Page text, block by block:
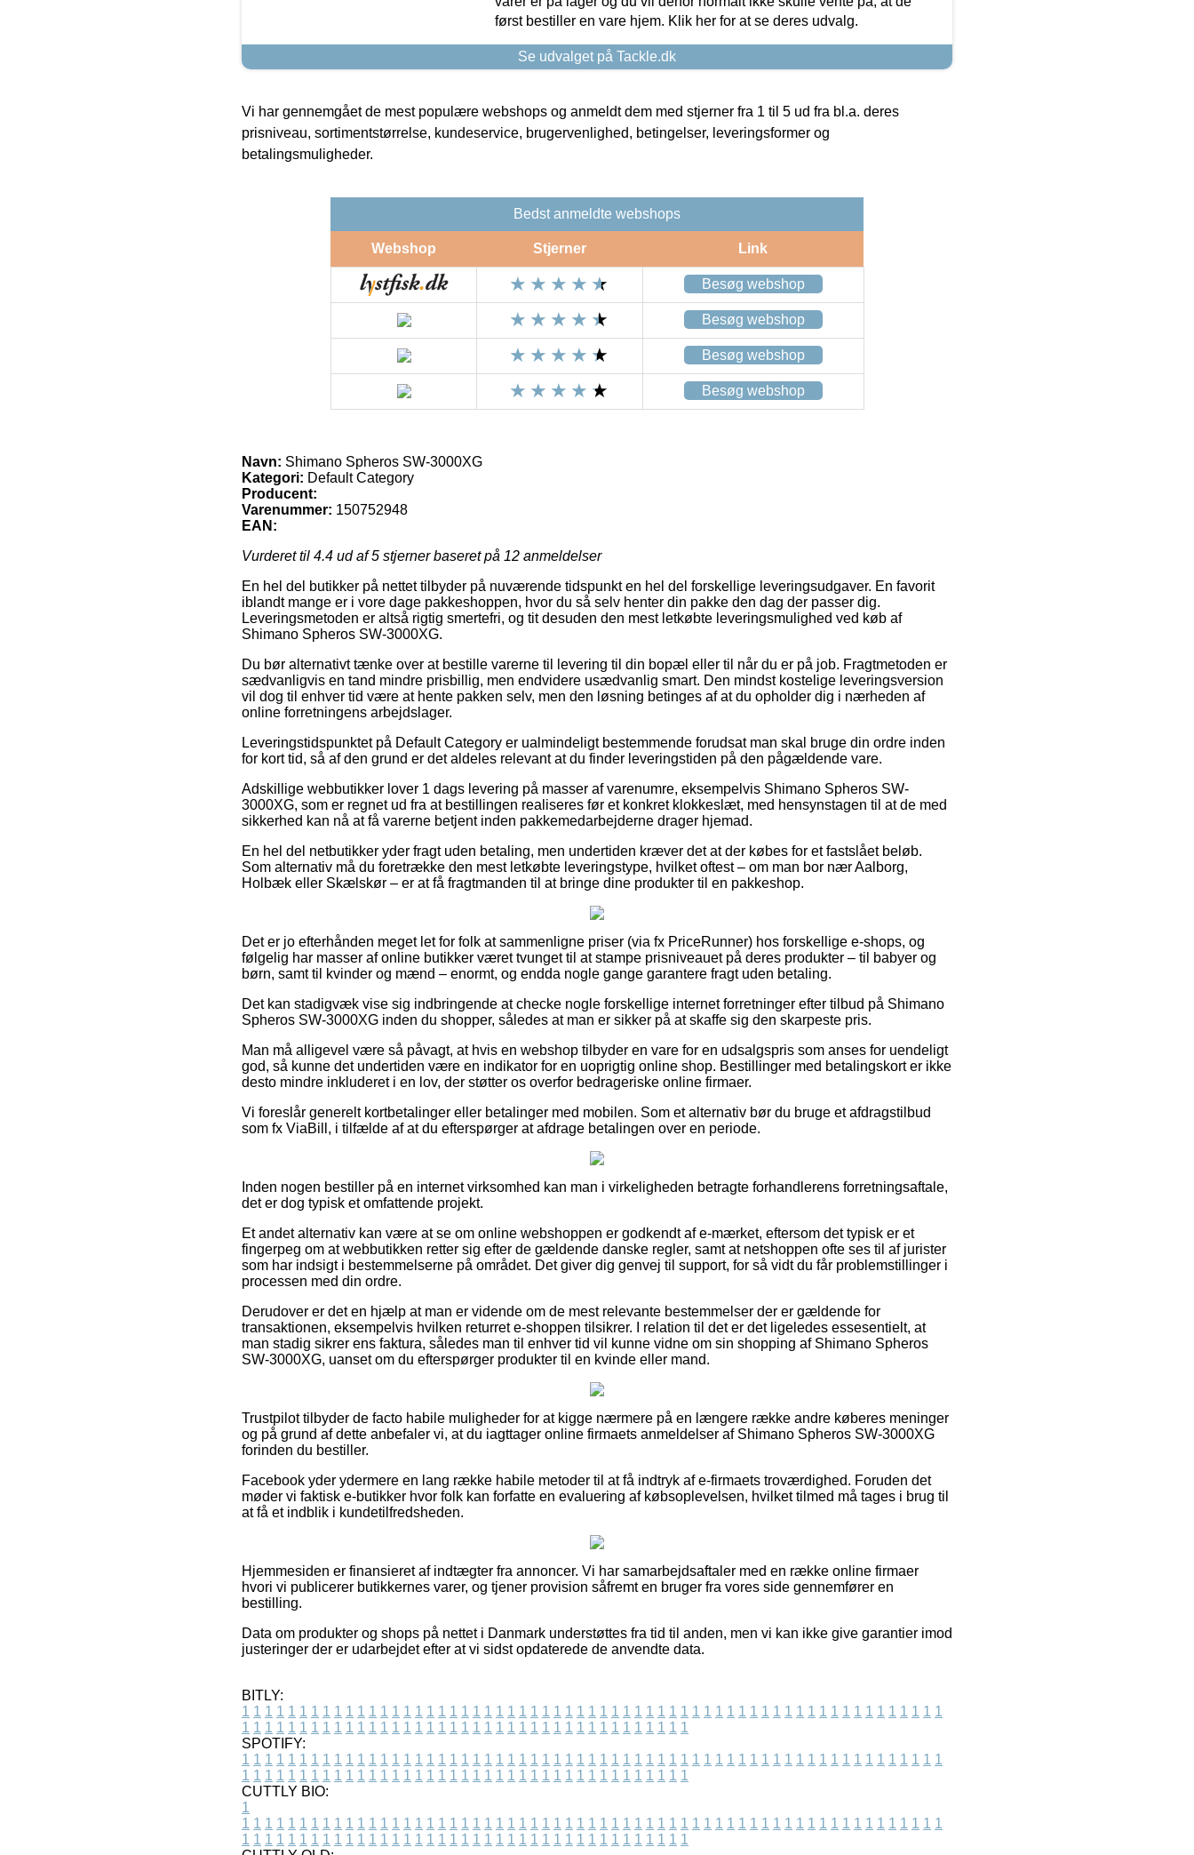
først bestiller en vare hjem. Klik her for at se deres udvalg.
Se udvalget på Tackle.dk
Vi har gennemgået de mest populære webshops og anmeldt dem med stjerner fra 1 til 5 ud fra bl.a. deres
prisniveau, sortimentstørrelse, kundeservice, brugervenlighed, betingelser, leveringsformer og
betalingsmuligheder.
Bedst anmeldte webshops
Webshop Stjerner Link
Besøg webshop
Besøg webshop
Besøg webshop
Besøg webshop
Navn: Shimano Spheros SW-3000XG
Kategori: Default Category
Producent:
Varenummer: 150752948
EAN:
Vurderet til 4.4 ud af 5 stjerner baseret på 12 anmeldelser
En hel del butikker på nettet tilbyder på nuværende tidspunkt en hel del forskellige leveringsudgaver. En favorit
iblandt mange er i vore dage pakkeshoppen, hvor du så selv henter din pakke den dag der passer dig.
Leveringsmetoden er altså rigtig smertefri, og tit desuden den mest letkøbte leveringsmulighed ved køb af
Shimano Spheros SW-3000XG.
Du bør alternativt tænke over at bestille varerne til levering til din bopæl eller til når du er på job. Fragtmetoden er
sædvanligvis en tand mindre prisbillig, men endvidere usædvanlig smart. Den mindst kostelige leveringsversion
vil dog til enhver tid være at hente pakken selv, men den løsning betinges af at du opholder dig i nærheden af
online forretningens arbejdslager.
Leveringstidspunktet på Default Category er ualmindeligt bestemmende forudsat man skal bruge din ordre inden
for kort tid, så af den grund er det aldeles relevant at du finder leveringstiden på den pågældende vare.
Adskillige webbutikker lover 1 dags levering på masser af varenumre, eksempelvis Shimano Spheros SW-
3000XG, som er regnet ud fra at bestillingen realiseres før et konkret klokkeslæt, med hensynstagen til at de med
sikkerhed kan nå at få varerne betjent inden pakkemedarbejderne drager hjemad.
En hel del netbutikker yder fragt uden betaling, men undertiden kræver det at der købes for et fastslået beløb.
Som alternativ må du foretrække den mest letkøbte leveringstype, hvilket oftest – om man bor nær Aalborg,
Holbæk eller Skælskør – er at få fragtmanden til at bringe dine produkter til en pakkeshop.
Det er jo efterhånden meget let for folk at sammenligne priser (via fx PriceRunner) hos forskellige e-shops, og
følgelig har masser af online butikker været tvunget til at stampe prisniveauet på deres produkter – til babyer og
børn, samt til kvinder og mænd – enormt, og endda nogle gange garantere fragt uden betaling.
Det kan stadigvæk vise sig indbringende at checke nogle forskellige internet forretninger efter tilbud på Shimano
Spheros SW-3000XG inden du shopper, således at man er sikker på at skaffe sig den skarpeste pris.
Man må alligevel være så påvagt, at hvis en webshop tilbyder en vare for en udsalgspris som anses for uendeligt
god, så kunne det undertiden være en indikator for en uoprigtig online shop. Bestillinger med betalingskort er ikke
desto mindre inkluderet i en lov, der støtter os overfor bedrageriske online firmaer.
Vi foreslår generelt kortbetalinger eller betalinger med mobilen. Som et alternativ bør du bruge et afdragstilbud
som fx ViaBill, i tilfælde af at du efterspørger at afdrage betalingen over en periode.
Inden nogen bestiller på en internet virksomhed kan man i virkeligheden betragte forhandlerens forretningsaftale,
det er dog typisk et omfattende projekt.
Et andet alternativ kan være at se om online webshoppen er godkendt af e-mærket, eftersom det typisk er et
fingerpeg om at webbutikken retter sig efter de gældende danske regler, samt at netshoppen ofte ses til af jurister
som har indsigt i bestemmelserne på området. Det giver dig genvej til support, for så vidt du får problemstillinger i
processen med din ordre.
Derudover er det en hjælp at man er vidende om de mest relevante bestemmelser der er gældende for
transaktionen, eksempelvis hvilken returret e-shoppen tilsikrer. I relation til det er det ligeledes essesentielt, at
man stadig sikrer ens faktura, således man til enhver tid vil kunne vidne om sin shopping af Shimano Spheros
SW-3000XG, uanset om du efterspørger produkter til en kvinde eller mand.
Trustpilot tilbyder de facto habile muligheder for at kigge nærmere på en længere række andre køberes meninger
og på grund af dette anbefaler vi, at du iagttager online firmaets anmeldelser af Shimano Spheros SW-3000XG
forinden du bestiller.
Facebook yder ydermere en lang række habile metoder til at få indtryk af e-firmaets troværdighed. Foruden det
møder vi faktisk e-butikker hvor folk kan forfatte en evaluering af købsoplevelsen, hvilket tilmed må tages i brug til
at få et indblik i kundetilfredsheden.
Hjemmesiden er finansieret af indtægter fra annoncer. Vi har samarbejdsaftaler med en række online firmaer
hvori vi publicerer butikkernes varer, og tjener provision såfremt en bruger fra vores side gennemfører en
bestilling.
Data om produkter og shops på nettet i Danmark understøttes fra tid til anden, men vi kan ikke give garantier imod
justeringer der er udarbejdet efter at vi sidst opdaterede de anvendte data.
BITLY:
1 1 1 1 1 1 1 1 1 1 1 1 1 1 1 1 1 1 1 1 1 1 1 1 1 1 1 1 1 1 1 1 1 1 1 1 1 1 1 1 1 1 1 1 1 1 1 1 1 1 1 1 1 1 1 1 1 1 1 1 1
1 1 1 1 1 1 1 1 1 1 1 1 1 1 1 1 1 1 1 1 1 1 1 1 1 1 1 1 1 1 1 1 1 1 1 1 1 1 1
SPOTIFY:
1 1 1 1 1 1 1 1 1 1 1 1 1 1 1 1 1 1 1 1 1 1 1 1 1 1 1 1 1 1 1 1 1 1 1 1 1 1 1 1 1 1 1 1 1 1 1 1 1 1 1 1 1 1 1 1 1 1 1 1 1
1 1 1 1 1 1 1 1 1 1 1 1 1 1 1 1 1 1 1 1 1 1 1 1 1 1 1 1 1 1 1 1 1 1 1 1 1 1 1
CUTTLY BIO:
1
1 1 1 1 1 1 1 1 1 1 1 1 1 1 1 1 1 1 1 1 1 1 1 1 1 1 1 1 1 1 1 1 1 1 1 1 1 1 1 1 1 1 1 1 1 1 1 1 1 1 1 1 1 1 1 1 1 1 1 1 1
1 1 1 1 1 1 1 1 1 1 1 1 1 1 1 1 1 1 1 1 1 1 1 1 1 1 1 1 1 1 1 1 1 1 1 1 1 1 1